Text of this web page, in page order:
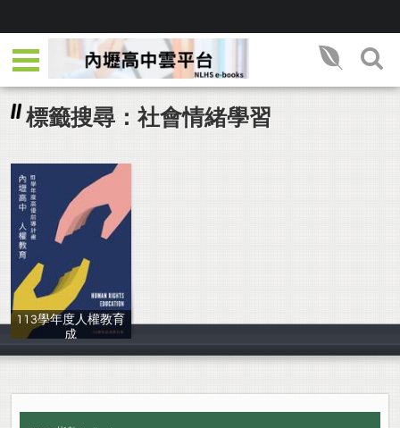
標籤搜尋：社會情緒學習
113學年度人權教育
成
教務處實驗研究